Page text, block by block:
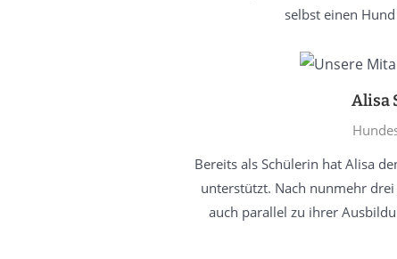
selbst einen
Alisa
Bereits als Schülerin hat Alisa
unterstützt. Nach nunmehr
auch parallel zu ihrer